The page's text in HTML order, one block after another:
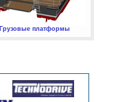
Грузовые платформы